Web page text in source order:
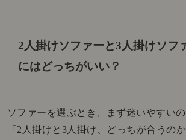
2人掛けソファーと3人掛けソフ
にはどっちがいい？
ソファーを選ぶとき、まず迷いやすい
「2人掛けと3人掛け、どっちが合うの